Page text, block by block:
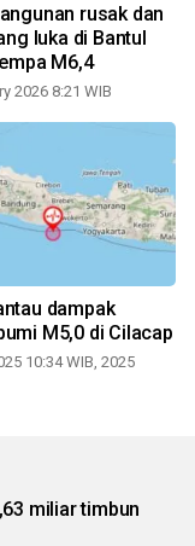
rusak dan
luka di Bantul
M6,4
2026 8:21 WIB
dampak
bumi M5,0 di Cilacap
10:34 WIB, 2025
miliar timbun